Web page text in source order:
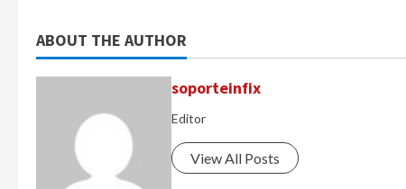
ABOUT THE AUTHOR
soporteinfix
Editor
View All Posts